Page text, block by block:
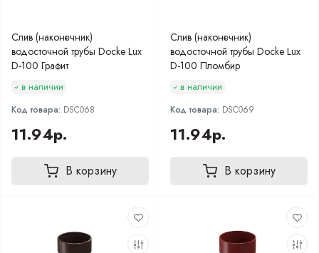
Слив (наконечник)
водосточной трубы Docke Lux
D-100 Графит
в наличии
Код товара: DSC068
11.94р.
В корзину
Слив (наконечник)
водосточной трубы Docke Lux
D-100 Пломбир
в наличии
Код товара: DSC069
11.94р.
В корзину